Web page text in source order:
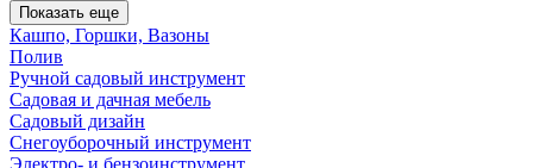
Показать еще
Кашпо, Горшки, Вазоны
Полив
Ручной садовый инструмент
Садовая и дачная мебель
Садовый дизайн
Снегоуборочный инструмент
Электро- и бензоинструмент